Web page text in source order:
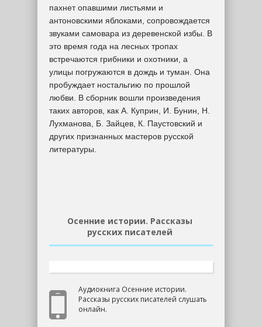
пахнет опавшими листьями и
антоновскими яблоками, сопровождается
звуками самовара из деревенской избы. В
это время года на лесных тропах
встречаются грибники и охотники, а
улицы погружаются в дождь и туман. Она
пробуждает ностальгию по прошлой
любви. В сборник вошли произведения
таких авторов, как А. Куприн, И. Бунин, Н.
Лухманова, Б. Зайцев, К. Паустовский и
других признанных мастеров русской
литературы.
Осенние истории. Рассказы
русских писателей
Аудиокнига Осенние истории.
Рассказы русских писателей слушать
онлайн.